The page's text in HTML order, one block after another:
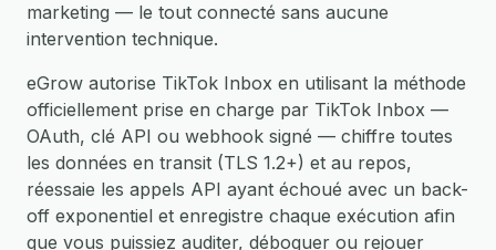
marketing — le tout connecté sans aucune
intervention technique.
eGrow autorise TikTok Inbox en utilisant la méthode
officiellement prise en charge par TikTok Inbox —
OAuth, clé API ou webhook signé — chiffre toutes
les données en transit (TLS 1.2+) et au repos,
réessaie les appels API ayant échoué avec un back-
off exponentiel et enregistre chaque exécution afin
que vous puissiez auditer, déboguer ou rejouer